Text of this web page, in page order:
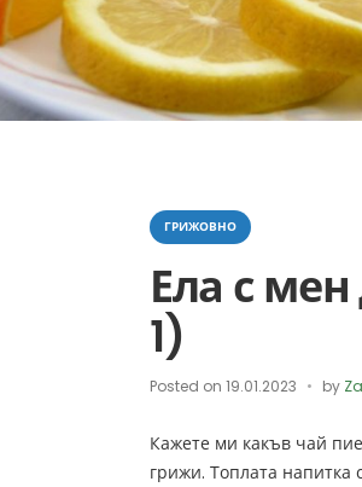
Categories
ГРИЖОВНО
Ела с
1)
Posted on 19.01.2023 by
Кажете ми какъв чай
грижи. Топлата